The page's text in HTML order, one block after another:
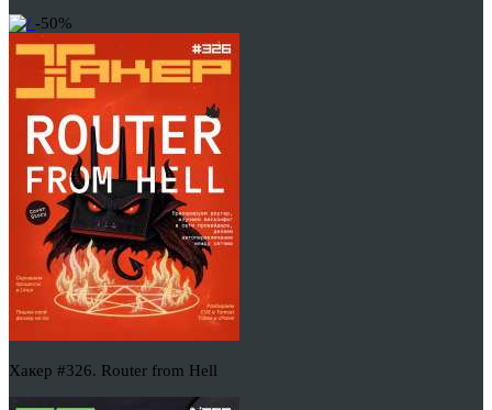
-50%
Хакер #326. Router from Hell